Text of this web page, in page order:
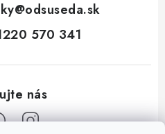
@odsuseda.sk
570 341